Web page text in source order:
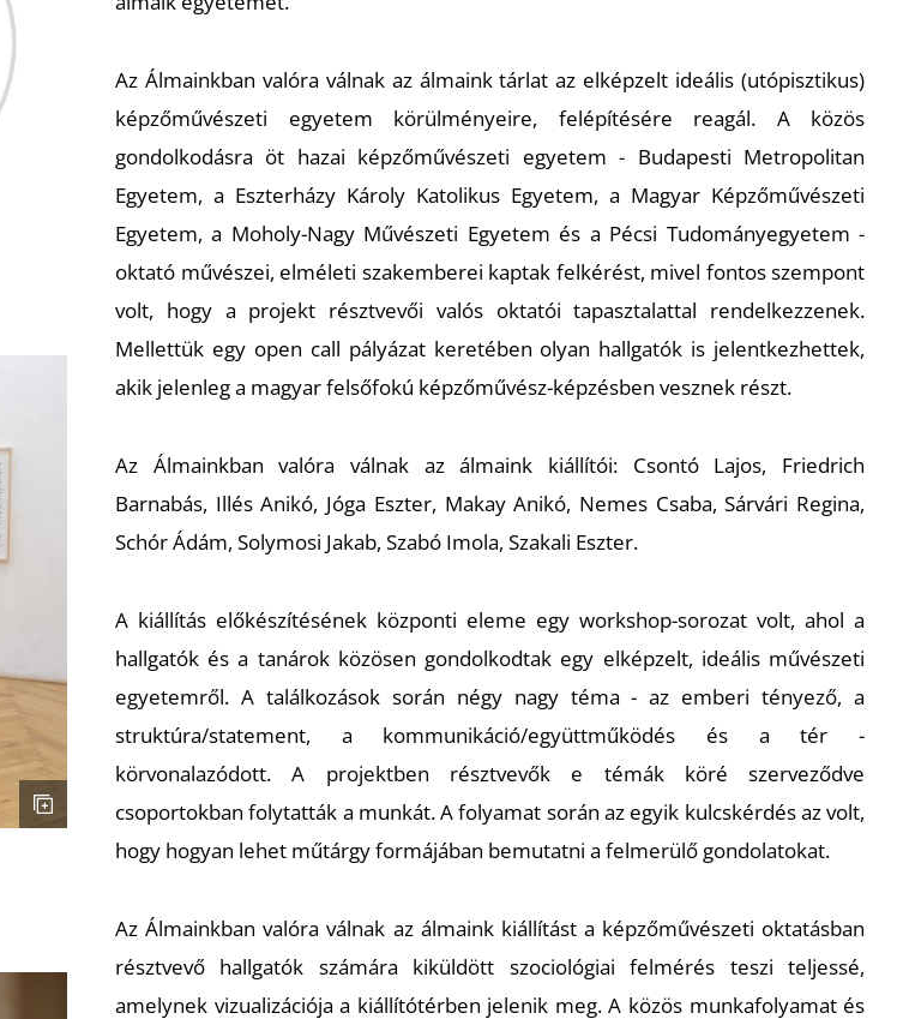
Az Álmainkban valóra válnak az álmaink tárlat az elképzelt ideális (utópisztikus)
képzőművészeti egyetem körülményeire, felépítésére reagál. A közös
gondolkodásra öt hazai képzőművészeti egyetem - Budapesti Metropolitan
Egyetem, a Eszterházy Károly Katolikus Egyetem, a Magyar Képzőművészeti
Egyetem, a Moholy-Nagy Művészeti Egyetem és a Pécsi Tudományegyetem -
oktató művészei, elméleti szakemberei kaptak felkérést, mivel fontos szempont
volt, hogy a projekt résztvevői valós oktatói tapasztalattal rendelkezzenek.
Mellettük egy open call pályázat keretében olyan hallgatók is jelentkezhettek,
akik jelenleg a magyar felsőfokú képzőművész-képzésben vesznek részt.
Az Álmainkban valóra válnak az álmaink kiállítói: Csontó Lajos, Friedrich
Barnabás, Illés Anikó, Jóga Eszter, Makay Anikó, Nemes Csaba, Sárvári Regina,
Schór Ádám, Solymosi Jakab, Szabó Imola, Szakali Eszter.
A kiállítás előkészítésének központi eleme egy workshop-sorozat volt, ahol a
hallgatók és a tanárok közösen gondolkodtak egy elképzelt, ideális művészeti
egyetemről. A találkozások során négy nagy téma - az emberi tényező, a
struktúra/statement, a kommunikáció/együttműködés és a tér -
körvonalazódott. A projektben résztvevők e témák köré szerveződve
csoportokban folytatták a munkát. A folyamat során az egyik kulcskérdés az volt,
hogy hogyan lehet műtárgy formájában bemutatni a felmerülő gondolatokat.
Az Álmainkban valóra válnak az álmaink kiállítást a képzőművészeti oktatásban
résztvevő hallgatók számára kiküldött szociológiai felmérés teszi teljessé,
amelynek vizualizációja a kiállítótérben jelenik meg. A közös munkafolyamat és